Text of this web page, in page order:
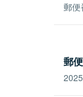
郵便
郵